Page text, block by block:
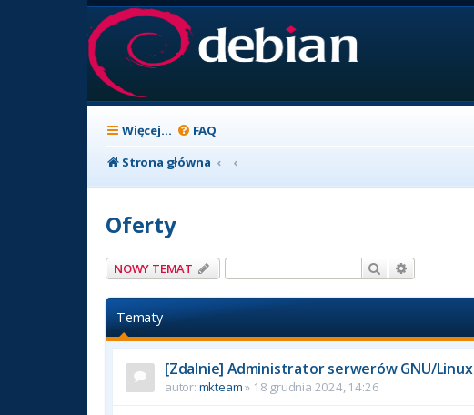
Więcej… FAQ
Strona główna
Oferty
NOWY TEMAT Szukaj
Tematy
[Zdalnie] Administrator serwerów GNU/Linux
autor: mkteam» 18 grudnia 2024, 14:26